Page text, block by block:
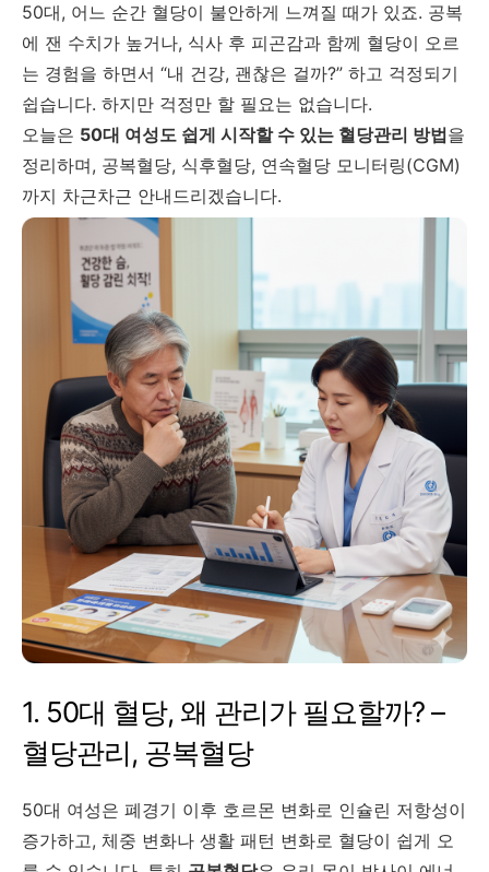
50대, 어느 순간 혈당이 불안하게 느껴질 때가 있죠. 공복
에 잰 수치가 높거나, 식사 후 피곤감과 함께 혈당이 오르
는 경험을 하면서 “내 건강, 괜찮은 걸까?” 하고 걱정되기
쉽습니다. 하지만 걱정만 할 필요는 없습니다.
오늘은 50대 여성도 쉽게 시작할 수 있는 혈당관리 방법을
정리하며, 공복혈당, 식후혈당, 연속혈당 모니터링(CGM)
까지 차근차근 안내드리겠습니다.
1. 50대 혈당, 왜 관리가 필요할까? –
혈당관리, 공복혈당
50대 여성은 폐경기 이후 호르몬 변화로 인슐린 저항성이
증가하고, 체중 변화나 생활 패턴 변화로 혈당이 쉽게 오